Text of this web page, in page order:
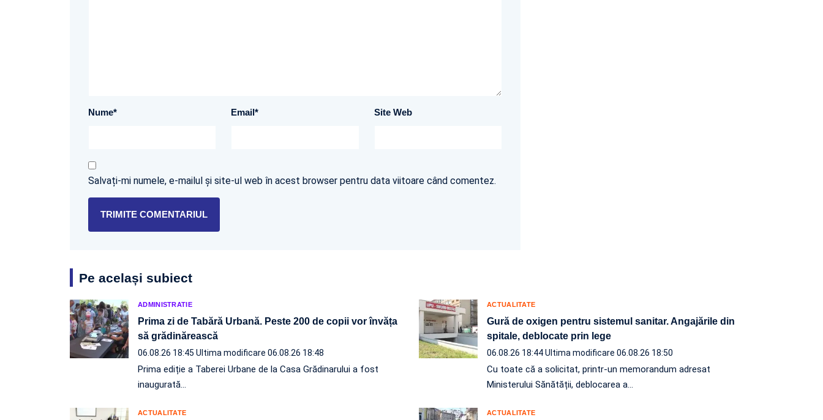
Nume* Email* Site Web
Salvați-mi numele, e-mailul și site-ul web în acest browser pentru data viitoare când comentez.
Pe același subiect
ADMINISTRATIE
Prima zi de Tabără Urbană. Peste 200 de copii vor învăța
să grădinărească
06.08.26 18:45 Ultima modificare 06.08.26 18:48
Prima ediție a Taberei Urbane de la Casa Grădinarului a fost
inaugurată…
ACTUALITATE
Gură de oxigen pentru sistemul sanitar. Angajările din
spitale, deblocate prin lege
06.08.26 18:44Ultima modificare 06.08.26 18:50
Cu toate că a solicitat, printr-un memorandum adresat
Ministerului Sănătății, deblocarea a…
ACTUALITATE ACTUALITATE